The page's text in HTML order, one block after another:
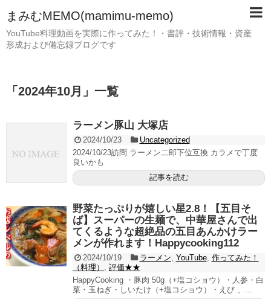
まみむMEMO(mamimu-memo)
YouTube料理動画を実際に作ってみた！・書評・技術情報・資産
形成および備忘録ブログです
「 2024年10月 」 一覧
ラーメン豚山 大塚店
2024/10/23
Uncategorized
2024/10/23訪問 ラーメン二郎下位互換 カラメで丁度
良いかも
記事を読む
野菜たっぷりが嬉しい星2.8！【五目そ
ば】スーパーの生麺で、中華屋さんで出
てくるような超絶品の五目あんかけラー
メンが作れます！Happycooking112
2024/10/19 ラーメン YouTube, 作ってみた！
（料理）
評価★★
HappyCooking ・豚肉 50g（+塩コショウ）・人参・白
菜・玉ねぎ・しいたけ（+塩コショウ）・えび 、...